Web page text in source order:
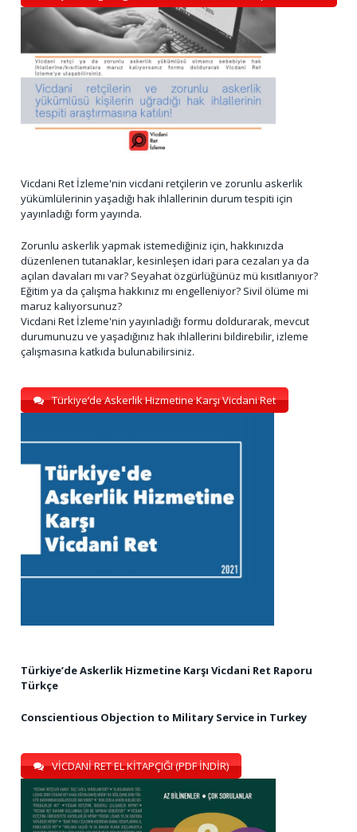
Vicdani Ret İzleme'nin vicdani retçilerin ve zorunlu askerlik
yükümlülerinin yaşadığı hak ihlallerinin durum tespiti için
yayınladığı form yayında.
Zorunlu askerlik yapmak istemediğiniz için, hakkınızda
düzenlenen tutanaklar, kesinleşen idari para cezaları ya da
açılan davaları mı var? Seyahat özgürlüğünüz mü kısıtlanıyor?
Eğitim ya da çalışma hakkınız mı engelleniyor? Sivil ölüme mi
maruz kalıyorsunuz?
Vicdani Ret İzleme'nin yayınladığı formu doldurarak, mevcut
durumunuzu ve yaşadığınız hak ihlallerini bildirebilir, izleme
çalışmasına katkıda bulunabilirsiniz.
Türkiye’de Askerlik Hizmetine Karşı Vicdani Ret
Türkiye’de Askerlik Hizmetine Karşı Vicdani Ret Raporu
Türkçe
Conscientious Objection to Military Service in Turkey
VİCDANİ RET EL KİTAPÇIĞI (PDF İNDİR)